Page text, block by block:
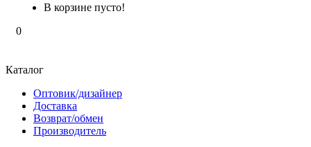
В корзине пусто!
0
Каталог
Оптовик/дизайнер
Доставка
Возврат/обмен
Производитель